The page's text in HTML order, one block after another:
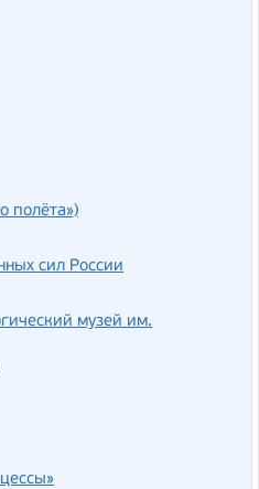
полёта»)
сил России
музей им.